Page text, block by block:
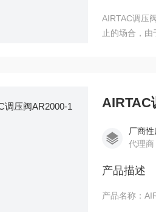
AIRTAC调压
止的场合，
AIRTAC
厂商性
代理商
产品描述
产品名称：